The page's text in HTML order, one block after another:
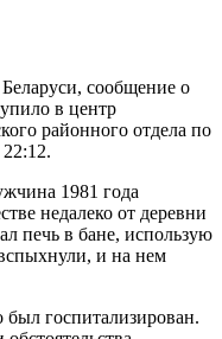
сообщение о
в центр
районного отдела по
1981 года
недалеко от деревни
печь в бане, использую
и на нем
госпитализирован.